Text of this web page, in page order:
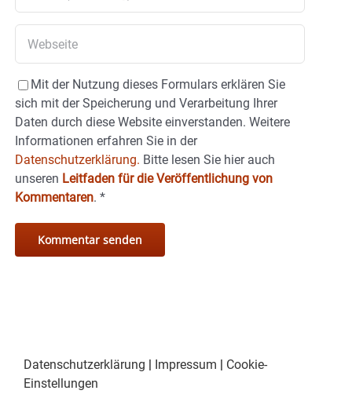
Mit der Nutzung dieses Formulars erklären Sie
sich mit der Speicherung und Verarbeitung Ihrer
Daten durch diese Website einverstanden. Weitere
Informationen erfahren Sie in der
Datenschutzerklärung. Bitte lesen Sie hier auch
unseren Leitfaden für die Veröffentlichung von
Kommentaren. *
Datenschutzerklärung Impressum
Cookie-
Einstellungen